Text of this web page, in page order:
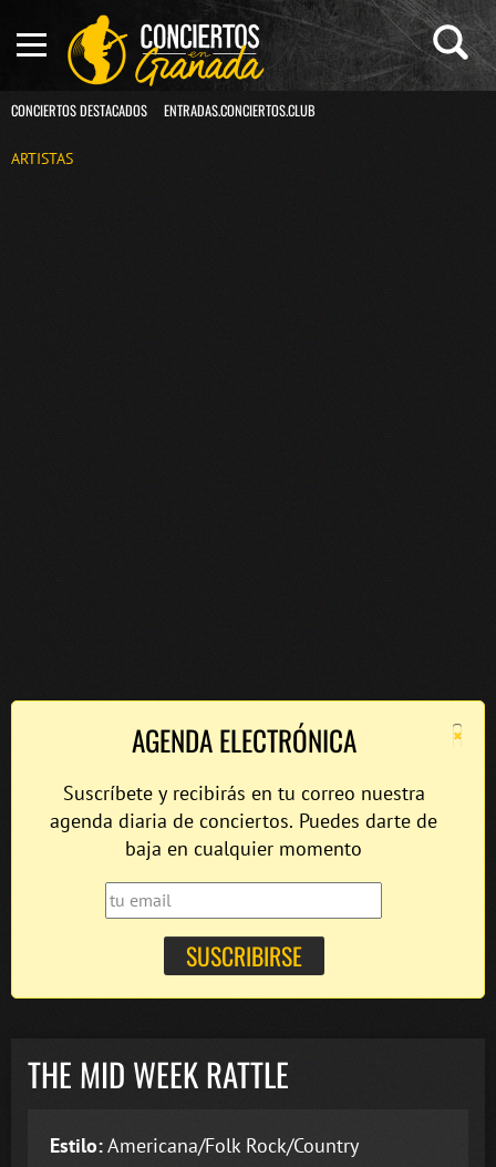
CONCIERTOS DESTACADOS ENTRADAS.CONCIERTOS.CLUB
ARTISTAS
×
AGENDA ELECTRÓNICA
Suscríbete y recibirás en tu correo nuestra
agenda diaria de conciertos. Puedes darte de
baja en cualquier momento
THE MID WEEK RATTLE
Estilo:Americana/Folk Rock/Country